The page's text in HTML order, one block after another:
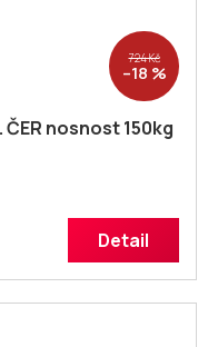
724 Kč
–18 %
nosnost 150kg
Detail